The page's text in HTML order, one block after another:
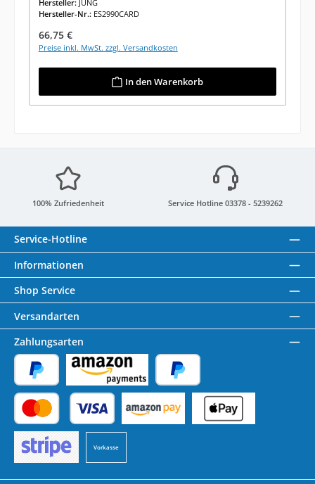
Hersteller: JUNG
Hersteller-Nr.: ES2990CARD
Regulärer Preis:
66,75 €
Preise inkl. MwSt. zzgl. Versandkosten
In den Warenkorb
100% Zufriedenheit Service Hotline 03378 - 5239262
Service-Hotline
Informationen
Shop Service
Versandarten
Zahlungsarten
PayPal Amazon Pay Später Bezahlen
Kredit- oder Debitkarte
Vorkasse
Benutzerdefiniertes Bild 1